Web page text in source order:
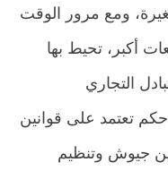
ومع مرور الوقت
أكبر، تحيط بها
التجاري
تعتمد على قوانين
جيوش وتنظيم